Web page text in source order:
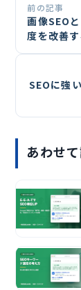
前の記事
画像SEO
度を改善す
SEOに強
あわせ